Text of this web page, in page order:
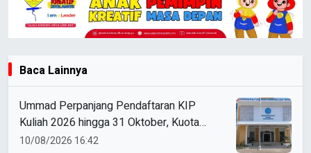
Baca Lainnya
Ummad Perpanjang Pendaftaran KIP
Kuliah 2026 hingga 31 Oktober, Kuota
Ratusan Menanti
10/08/2026 16:42